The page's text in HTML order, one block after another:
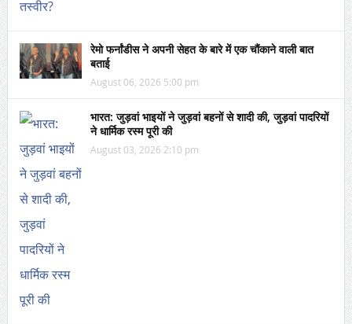
रेमो फर्नांडीस ने अपनी सेहत के बारे में एक चौंकाने वाली बात
बताई
August 06, 2026 5:00 pm
भारत: जुड़वां भाइयों ने जुड़वां बहनों से शादी की, जुड़वां पादरियों
ने धार्मिक रस्म पूरी की
August 03, 2026 2:10 pm